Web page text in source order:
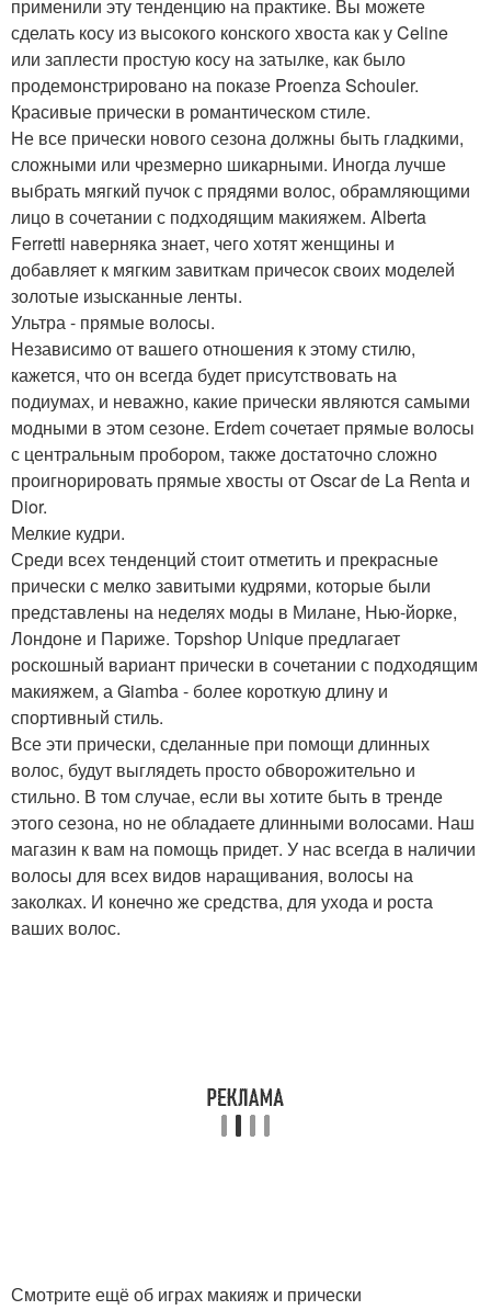
применили эту тенденцию на практике. Вы можете
сделать косу из высокого конского хвоста как у Celine
или заплести простую косу на затылке, как было
продемонстрировано на показе Proenza Schouler.
Красивые прически в романтическом стиле.
Не все прически нового сезона должны быть гладкими,
сложными или чрезмерно шикарными. Иногда лучше
выбрать мягкий пучок с прядями волос, обрамляющими
лицо в сочетании с подходящим макияжем. Alberta
Ferretti наверняка знает, чего хотят женщины и
добавляет к мягким завиткам причесок своих моделей
золотые изысканные ленты.
Ультра - прямые волосы.
Независимо от вашего отношения к этому стилю,
кажется, что он всегда будет присутствовать на
подиумах, и неважно, какие прически являются самыми
модными в этом сезоне. Erdem сочетает прямые волосы
с центральным пробором, также достаточно сложно
проигнорировать прямые хвосты от Oscar de La Renta и
Dior.
Мелкие кудри.
Среди всех тенденций стоит отметить и прекрасные
прически с мелко завитыми кудрями, которые были
представлены на неделях моды в Милане, Нью-йорке,
Лондоне и Париже. Topshop Unique предлагает
роскошный вариант прически в сочетании с подходящим
макияжем, а Giamba - более короткую длину и
спортивный стиль.
Все эти прически, сделанные при помощи длинных
волос, будут выглядеть просто обворожительно и
стильно. В том случае, если вы хотите быть в тренде
этого сезона, но не обладаете длинными волосами. Наш
магазин к вам на помощь придет. У нас всегда в наличии
волосы для всех видов наращивания, волосы на
заколках. И конечно же средства, для ухода и роста
ваших волос.
Смотрите ещё об играх макияж и прически